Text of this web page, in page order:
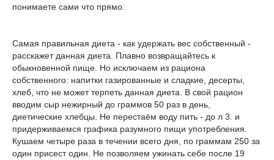
понимаете сами что прямо.
Самая правильная диета - как удержать вес собственный -
расскажет данная диета. Плавно возвращайтесь к
обыкновенной пище. Но исключаем из рациона
собственного: напитки газированные и сладкие, десерты,
хлеб, что не может терпеть данная диета. В свой рацион
вводим сыр нежирный до граммов 50 раз в день,
диетические хлебцы. Не перестаём воду пить - до л 3. и
придерживаемся графика разумного пищи употребления.
Кушаем четыре раза в течении всего дня, по граммам 250 за
один присест один. Не позволяем ужинать себе после 19